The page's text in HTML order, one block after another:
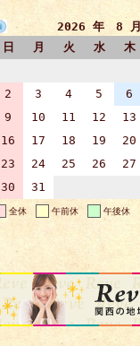
2026 年 8 月
日
月 火 水 木
2
3 4 5 6
9
10 11 12 13
16
17 18 19 20
23
24 25 26 27
30
31
全休 午前休 午後休